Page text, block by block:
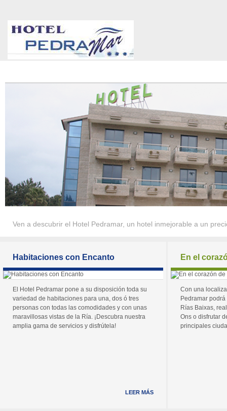
Ven a descubrir el Hotel Pedramar, un hotel inmejorable a un
Habitaciones con Encanto
El Hotel Pedramar pone a su disposición toda su
variedad de habitaciones para una, dos ó tres
personas con todas las comodidades y con unas
maravillosas vistas de la Ría. ¡Descubra nuestra
amplia gama de servicios y disfrútela!
LEER MÁS
En el
Con una
Pedramar
Rías Baixas,
Ons o disfrutar
principales